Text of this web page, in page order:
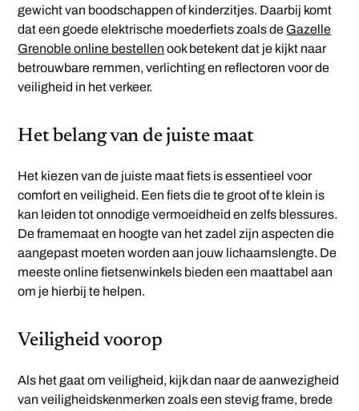
gewicht van boodschappen of kinderzitjes. Daarbij komt
dat een goede elektrische moederfiets zoals de Gazelle
Grenoble online bestellen ook betekent dat je kijkt naar
betrouwbare remmen, verlichting en reflectoren voor de
veiligheid in het verkeer.
Het belang van de juiste maat
Het kiezen van de juiste maat fiets is essentieel voor
comfort en veiligheid. Een fiets die te groot of te klein is
kan leiden tot onnodige vermoeidheid en zelfs blessures.
De framemaat en hoogte van het zadel zijn aspecten die
aangepast moeten worden aan jouw lichaamslengte. De
meeste online fietsenwinkels bieden een maattabel aan
om je hierbij te helpen.
Veiligheid voorop
Als het gaat om veiligheid, kijk dan naar de aanwezigheid
van veiligheidskenmerken zoals een stevig frame, brede